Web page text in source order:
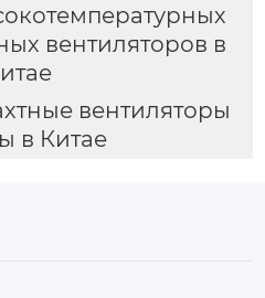
вентиляторов в
вентиляторы
в Китае